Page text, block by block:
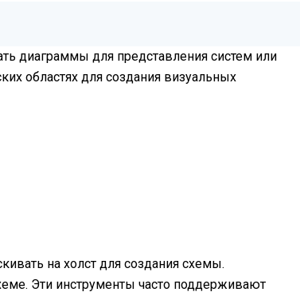
диаграммы для представления систем или
областях для создания визуальных
на холст для создания схемы.
Эти инструменты часто поддерживают